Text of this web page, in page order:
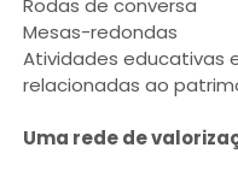
Rodas de conversa
Mesas-redondas
Atividades educativas
relacionadas ao
Uma rede de